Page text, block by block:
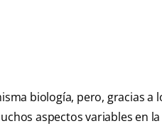
biología, pero, gracias
aspectos variables en